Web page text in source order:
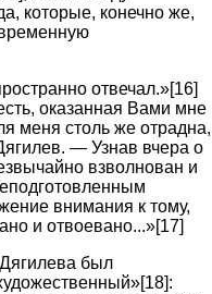
которые, конечно же,
отвечал.»[16]
оказанная Вами мне
меня столь же отрадна,
— Узнав вчера о
взволнован и
внимания к тому,
и отвоевано...»[17]
был